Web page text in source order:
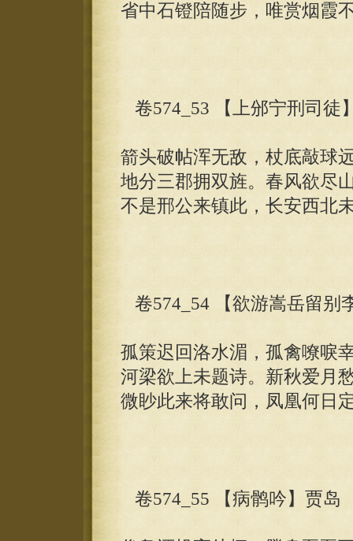
省中石镫陪随步，唯赏烟霞
卷574_53 【上邠宁刑司徒
箭头破帖浑无敌，杖底敲球
地分三郡拥双旌。春风欲尽
不是邢公来镇此，长安西北
卷574_54 【欲游嵩岳留别
孤策迟回洛水湄，孤禽嘹唳
河梁欲上未题诗。新秋爱月
微眇此来将敢问，凤凰何日
卷574_55 【病鹘吟】贾岛